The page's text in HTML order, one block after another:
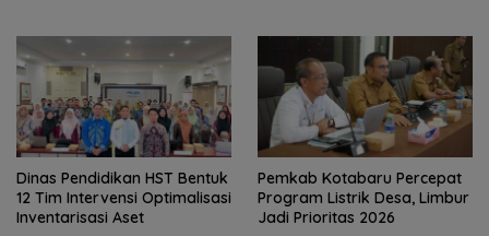
Dinas Pendidikan HST Bentuk
12 Tim Intervensi Optimalisasi
Inventarisasi Aset
Pemkab Kotabaru Percepat
Program Listrik Desa, Limbur
Jadi Prioritas 2026